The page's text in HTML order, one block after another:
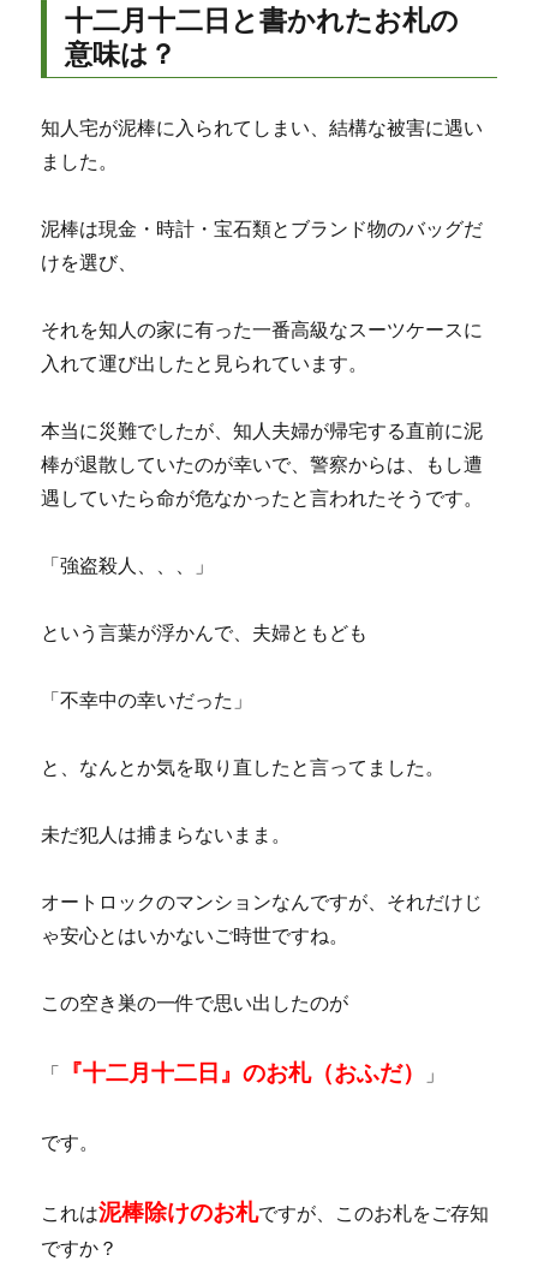
十二月十二日と書かれたお札の
意味は？
知人宅が泥棒に入られてしまい、結構な被害に遇い
ました。
泥棒は現金・時計・宝石類とブランド物のバッグだ
けを選び、
それを知人の家に有った一番高級なスーツケースに
入れて運び出したと見られています。
本当に災難でしたが、知人夫婦が帰宅する直前に泥
棒が退散していたのが幸いで、警察からは、もし遭
遇していたら命が危なかったと言われたそうです。
「強盗殺人、、、」
という言葉が浮かんで、夫婦ともども
「不幸中の幸いだった」
と、なんとか気を取り直したと言ってました。
未だ犯人は捕まらないまま。
オートロックのマンションなんですが、それだけじ
ゃ安心とはいかないご時世ですね。
この空き巣の一件で思い出したのが
「 『十二月十二日』のお札（おふだ） 」
です。
これは泥棒除けのお札ですが、このお札をご存知
ですか？